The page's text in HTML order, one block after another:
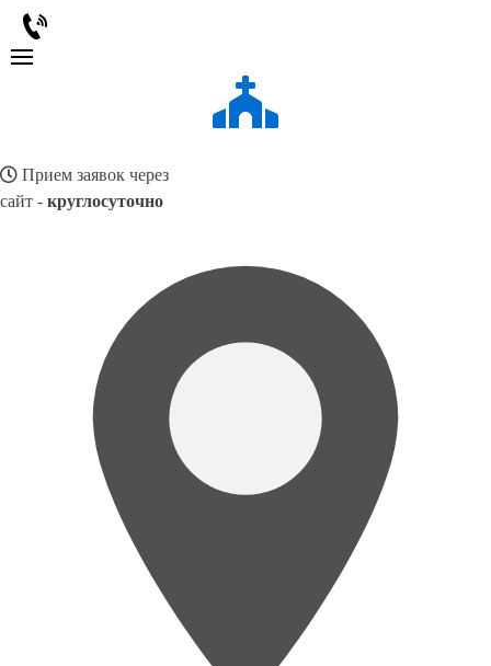
Прием заявок через
сайт - круглосуточно